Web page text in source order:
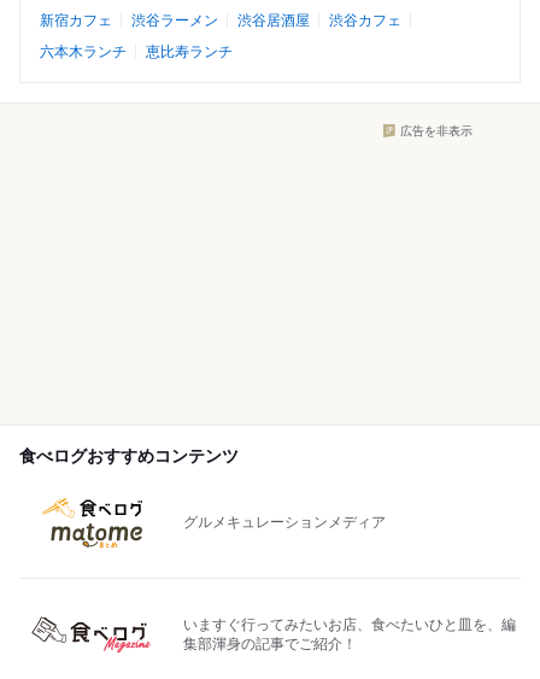
新宿カフェ
渋谷ラーメン 渋谷居酒屋
渋谷カフェ
六本木ランチ
恵比寿ランチ
広告を非表示
食べログおすすめコンテンツ
グルメキュレーションメディア
いますぐ行ってみたいお店、食べたいひと皿を、編
集部渾身の記事でご紹介！